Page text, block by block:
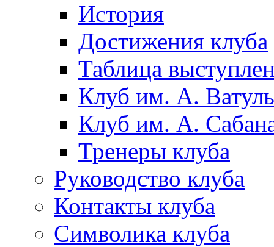
История
Достижения клуба
Таблица
Клуб им. А.
Клуб им. А.
Тренеры клуба
Руководство клуба
Контакты клуба
Символика клуба